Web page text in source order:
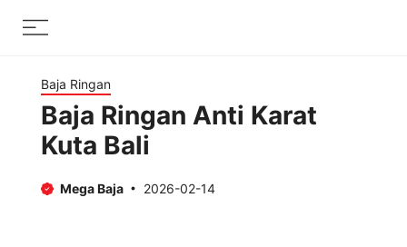
Menu
Baja Ringan
Baja Ringan Anti Karat
Kuta Bali
Mega Baja 2026-02-14